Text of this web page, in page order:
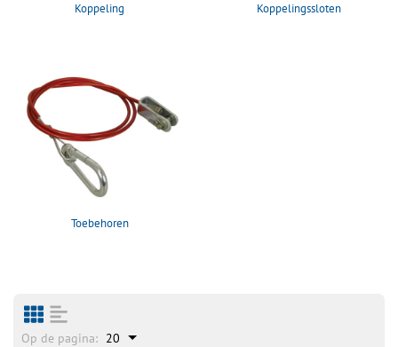
Koppeling Koppelingssloten
Toebehoren
Op de pagina: 20